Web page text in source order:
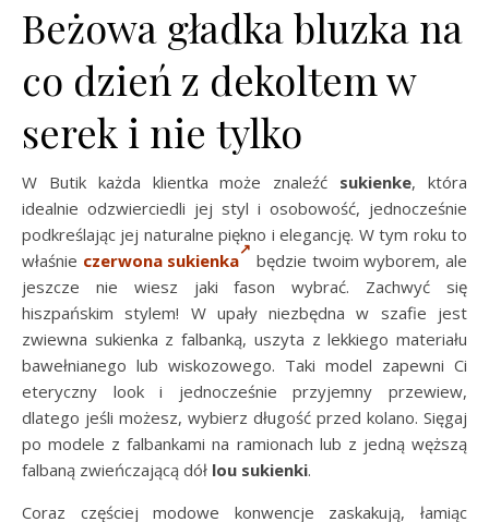
Beżowa gładka bluzka na
co dzień z dekoltem w
serek i nie tylko
W Butik każda klientka może znaleźć sukienke, która
idealnie odzwierciedli jej styl i osobowość, jednocześnie
podkreślając jej naturalne piękno i elegancję. W tym roku to
właśnie czerwona sukienka
będzie twoim wyborem, ale
jeszcze nie wiesz jaki fason wybrać. Zachwyć się
hiszpańskim stylem! W upały niezbędna w szafie jest
zwiewna sukienka z falbanką, uszyta z lekkiego materiału
bawełnianego lub wiskozowego. Taki model zapewni Ci
eteryczny look i jednocześnie przyjemny przewiew,
dlatego jeśli możesz, wybierz długość przed kolano. Sięgaj
po modele z falbankami na ramionach lub z jedną węższą
falbaną zwieńczającą dół lou sukienki.
Coraz częściej modowe konwencje zaskakują, łamiąc